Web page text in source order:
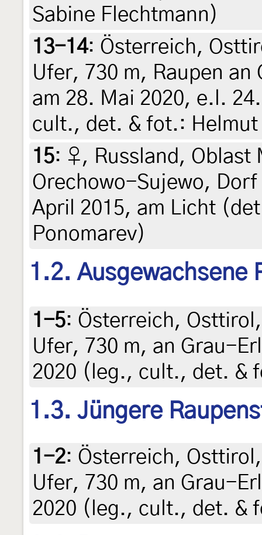
Sabine Flechtmann)
13-14: Österreich,
Ufer, 730 m, Raupen an
am 28. Mai 2020, e.l.
cult., det. & fot.:
15: ♀, Russland, Oblast
Orechowo-Sujewo,
April 2015, am Licht
Ponomarev)
1.2. Ausgewachsene
1-5: Österreich,
Ufer, 730 m, an Grau-
2020 (leg., cult., det. &
1.3. Jüngere
1-2: Österreich,
Ufer, 730 m, an Grau-
2020 (leg., cult., det. &